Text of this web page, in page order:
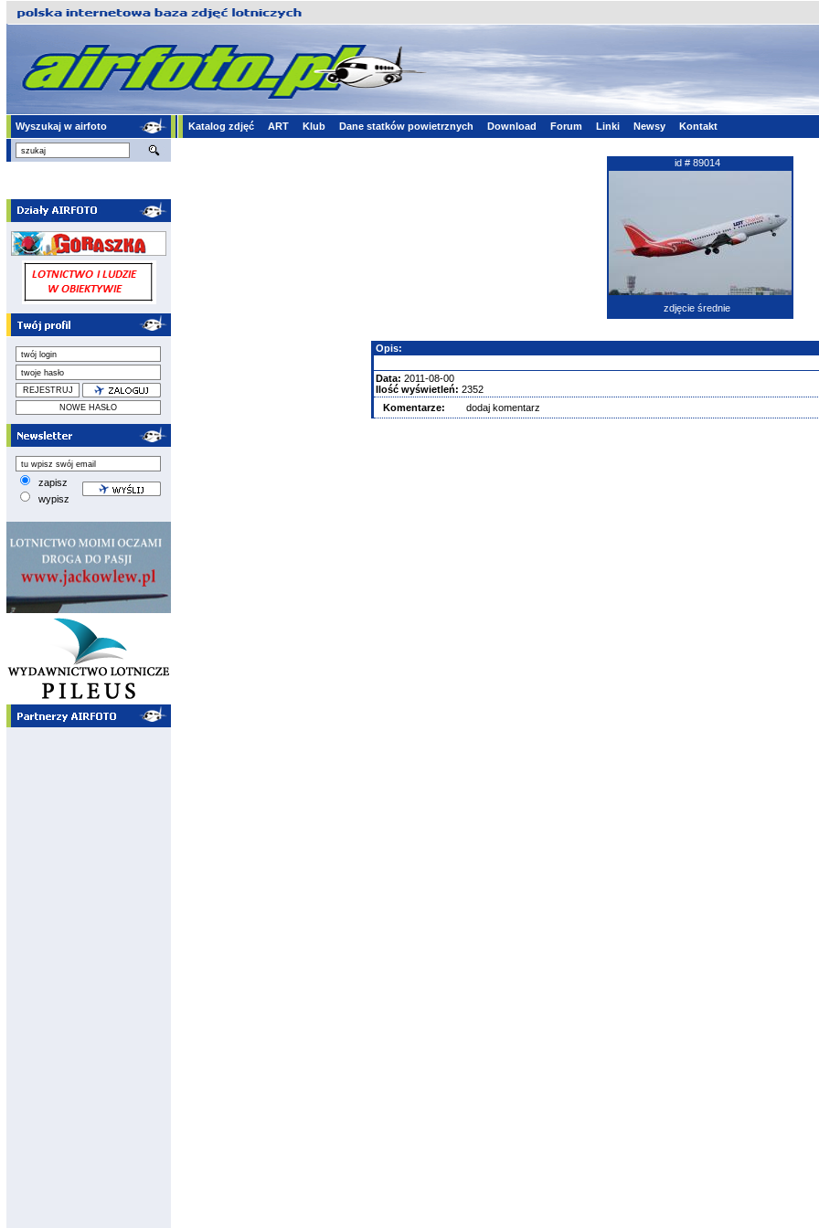
Wyszukaj w airfoto Katalog zdjęć ART Klub Dane statków powietrznych Download Forum Linki Newsy Kontakt
zapisz
wypisz
id # 89014
zdjęcie średnie
Opis:
Data: 2011-08-00
Ilość wyświetleń: 2352
Komentarze:
dodaj komentarz